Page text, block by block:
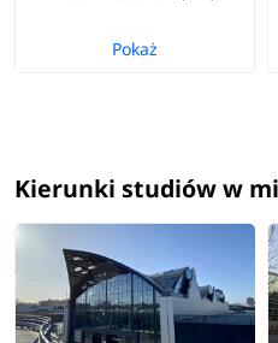
Pokaż
Kierunki studiów w